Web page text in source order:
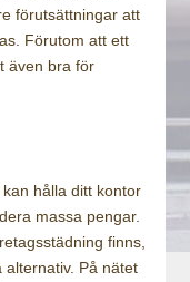
förutsättningar att
Förutom att ett
även bra för
hålla ditt kontor
massa pengar.
finns,
alternativ. På nätet